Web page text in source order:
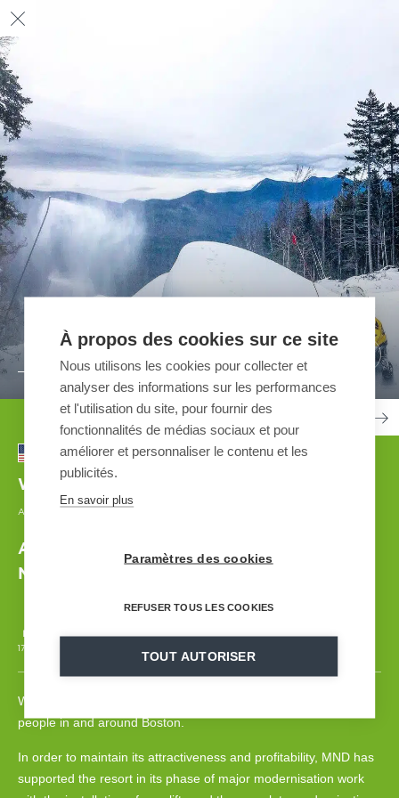
01 / 05
02 / 05
03 / 05
04 / 05
05 / 05
Waterville Valley
AUTOMATED SNOWMAKING SYSTEM
A global MND project to modernise the USA
Northeast's flagship station
17 000 m
Waterville Valley in New Hampshire is the resort of choice for
people in and around Boston.
In order to maintain its attractiveness and profitability, MND has
supported the resort in its phase of major modernisation work
À propos des cookies sur ce site
Nous utilisons les cookies pour collecter et
analyser des informations sur les performances
et l'utilisation du site, pour fournir des
fonctionnalités de médias sociaux et pour
améliorer et personnaliser le contenu et les
publicités.
En savoir plus
Paramètres des cookies
REFUSER TOUS LES COOKIES
TOUT AUTORISER